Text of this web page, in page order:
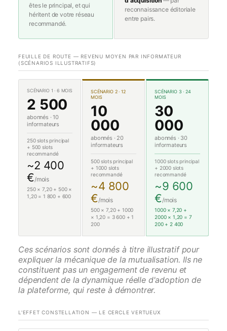
êtes le principal, et qui
héritent de votre réseau
recommandé.
reconnaissance éditoriale
entre pairs.
FEUILLE DE ROUTE — REVENU MOYEN PAR INFORMATEUR
(SCÉNARIOS ILLUSTRATIFS)
SCÉNARIO 1 · 6 MOIS
2 500
abonnés · 10
informateurs
250 slots principal
+ 500 slots
recommandé
~2 400
€/mois
250 × 7,20 + 500 ×
1,20 = 1 800 + 600
SCÉNARIO 2 · 12
MOIS
10
000
abonnés · 20
informateurs
500 slots principal
+ 1000 slots
recommandé
~4 800
€/mois
500 × 7,20 + 1000
× 1,20 = 3 600 + 1
200
SCÉNARIO 3 · 24
MOIS
30
000
abonnés · 30
informateurs
1000 slots principal
+ 2000 slots
recommandé
~9 600
€/mois
1000 × 7,20 +
2000 × 1,20 = 7
200 + 2 400
Ces scénarios sont donnés à titre illustratif pour
expliquer la mécanique de la mutualisation. Ils ne
constituent pas un engagement de revenu et
dépendent de la dynamique réelle d'adoption de
la plateforme, qui reste à démontrer.
L'EFFET CONSTELLATION — LE CERCLE VERTUEUX